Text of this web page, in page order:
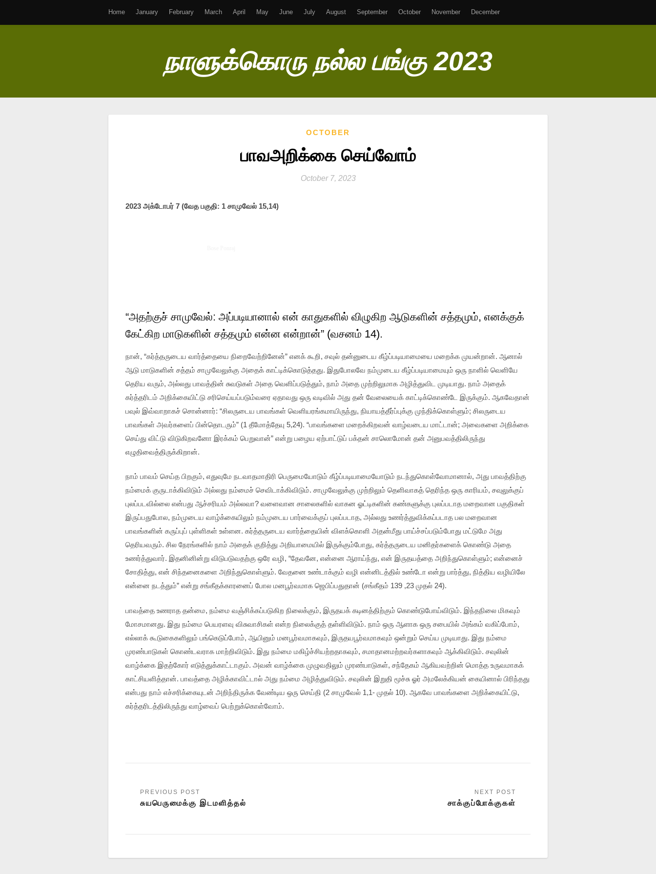
Home January February March April May June July August September October November December
நாளுக்கொரு நல்ல பங்கு 2023
OCTOBER
பாவஅறிக்கை செய்வோம்
October 7, 2023
2023 அக்டோபர் 7 (வேத பகுதி: 1 சாமுவேல் 15,14)
“அதற்குச் சாமுவேல்: அப்படியானால் என் காதுகளில் விழுகிற ஆடுகளின் சத்தமும், எனக்குக்
கேட்கிற மாடுகளின் சத்தமும் என்ன என்றான்” (வசனம் 14).
நான், “கர்த்தருடைய வார்த்தையை நிறைவேற்றினேன்” எனக் கூறி, சவுல் தன்னுடைய கீழ்ப்படியாமையை மறைக்க முயன்றான். ஆனால்
ஆடு மாடுகளின் சத்தம் சாமுவேலுக்கு அதைக் காட்டிக்கொடுத்தது. இதுபோலவே நம்முடைய கீழ்ப்படியாமையும் ஒரு நாளில் வெளியே
தெரிய வரும், அல்லது பாவத்தின் சுவடுகள் அதை வெளிப்படுத்தும், நாம் அதை முற்றிலுமாக அழித்துவிட முடியாது. நாம் அதைக்
கர்த்தரிடம் அறிக்கையிட்டு சரிசெய்யப்படும்வரை ஏதாவது ஒரு வடிவில் அது தன் வேலையைக் காட்டிக்கொண்டே இருக்கும். ஆகவேதான்
பவுல் இவ்வாறாகச் சொன்னார்: “சிலருடைய பாவங்கள் வெளியரங்கமாயிருந்து, நியாயத்தீர்ப்புக்கு முந்திக்கொள்ளும்; சிலருடைய
பாவங்கள் அவர்களைப் பின்தொடரும்” (1 தீமோத்தேயு 5,24). “பாவங்களை மறைக்கிறவன் வாழ்வடைய மாட்டான்; அவைகளை அறிக்கை
செய்து விட்டு விடுகிறவனோ இரக்கம் பெறுவான்” என்று பழைய ஏற்பாட்டுப் பக்தன் சாலொமோன் தன் அனுபவத்திலிருந்து
எழுதிவைத்திருக்கிறான்.
நாம் பாவம் செய்த பிறகும், எதுவுமே நடவாதமாதிரி பெருமையோடும் கீழ்ப்படியாமையோடும் நடந்துகொள்வோமானால், அது பாவத்திற்கு
நம்மைக் குருடாக்கிவிடும் அல்லது நம்மைச் செவிடாக்கிவிடும். சாமுவேலுக்கு முற்றிலும் தெளிவாகத் தெரிந்த ஒரு காரியம், சவுலுக்குப்
புலப்படவில்லை என்பது ஆச்சரியம் அல்லவா? வளைவான சாலைகளில் வாகன ஓட்டிகளின் கண்களுக்கு புலப்படாத மறைவான பகுதிகள்
இருப்பதுபோல, நம்முடைய வாழ்க்கையிலும் நம்முடைய பார்வைக்குப் புலப்படாத, அல்லது உணர்த்துவிக்கப்படாத பல மறைவான
பாவங்களின் கருப்புப் புள்ளிகள் உள்ளன. கர்த்தருடைய வார்த்தையின் விளக்கொளி அதன்மீது பாய்ச்சப்படும்போது மட்டுமே அது
தெரியவரும். சில நேரங்களில் நாம் அதைக் குறித்து அறியாமையில் இருக்கும்போது, கர்த்தருடைய மனிதர்களைக் கொண்டு அதை
உணர்த்துவார். இதனினின்று விடுபடுவதற்கு ஒரே வழி, “தேவனே, என்னை ஆராய்ந்து, என் இருதயத்தை அறிந்துகொள்ளும்; என்னைச்
சோதித்து, என் சிந்தனைகளை அறிந்துகொள்ளும். வேதனை உண்டாக்கும் வழி என்னிடத்தில் உண்டோ என்று பார்த்து, நித்திய வழியிலே
என்னை நடத்தும்” என்று சங்கீதக்காரனைப் போல மனபூர்வமாக ஜெபிப்பதுதான் (சங்கீதம் 139 ,23 முதல் 24).
பாவத்தை உணராத தன்மை, நம்மை வஞ்சிக்கப்படுகிற நிலைக்கும், இருதயக் கடினத்திற்கும் கொண்டுபோய்விடும். இந்தநிலை மிகவும்
மோசமானது. இது நம்மை பெயரளவு விசுவாசிகள் என்ற நிலைக்குத் தள்ளிவிடும். நாம் ஒரு ஆளாக ஒரு சபையில் அங்கம் வகிப்போம்,
எல்லாக் கூடுகைகளிலும் பங்கெடுப்போம், ஆயினும் மனபூர்வமாகவும், இருதயபூர்வமாகவும் ஒன்றும் செய்ய முடியாது. இது நம்மை
முரண்பாடுகள் கொண்டவராக மாற்றிவிடும். இது நம்மை மகிழ்ச்சியற்றதாகவும், சமாதானமற்றவர்களாகவும் ஆக்கிவிடும். சவுலின்
வாழ்க்கை இதற்கோர் எடுத்துக்காட்டாகும். அவன் வாழ்க்கை முழுவதிலும் முரண்பாடுகள், சந்தேகம் ஆகியவற்றின் மொத்த உருவமாகக்
காட்சியளித்தான். பாவத்தை அழிக்காவிட்டால் அது நம்மை அழித்துவிடும். சவுலின் இறுதி மூச்சு ஓர் அமலேக்கியன் கையினால் பிரிந்தது
என்பது நாம் எச்சரிக்கையுடன் அறிந்திருக்க வேண்டிய ஒரு செய்தி (2 சாமுவேல் 1,1- முதல் 10). ஆகவே பாவங்களை அறிக்கையிட்டு,
கர்த்தரிடத்திலிருந்து வாழ்வைப் பெற்றுக்கொள்வோம்.
சுயபெருமைக்கு இடமளித்தல் சாக்குப்போக்குகள்